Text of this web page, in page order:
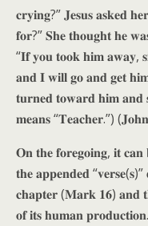
𝐜𝐫𝐲𝐢𝐧𝐠?” 𝐉𝐞𝐬𝐮𝐬 𝐚𝐬𝐤𝐞𝐝
𝐟𝐨𝐫?” 𝐒𝐡𝐞 𝐭𝐡𝐨𝐮𝐠𝐡𝐭 𝐡𝐞
“𝐈𝐟 𝐲𝐨𝐮 𝐭𝐨𝐨𝐤 𝐡𝐢𝐦 𝐚𝐰𝐚𝐲,
𝐚𝐧𝐝 𝐈 𝐰𝐢𝐥𝐥 𝐠𝐨 𝐚𝐧𝐝 𝐠𝐞𝐭
𝐭𝐮𝐫𝐧𝐞𝐝 𝐭𝐨𝐰𝐚𝐫𝐝 𝐡𝐢𝐦 𝐚𝐧𝐝
𝐦𝐞𝐚𝐧𝐬 “𝐓𝐞𝐚𝐜𝐡𝐞𝐫.”)
𝐎𝐧 𝐭𝐡𝐞 𝐟𝐨𝐫𝐞𝐠𝐨𝐢𝐧𝐠, 𝐢𝐭 𝐜𝐚𝐧
𝐭𝐡𝐞 𝐚𝐩𝐩𝐞𝐧𝐝𝐞𝐝 “𝐯𝐞𝐫𝐬𝐞(𝐬)”
𝐜𝐡𝐚𝐩𝐭𝐞𝐫 (𝐌𝐚𝐫𝐤 𝟏𝟔) 𝐚𝐧𝐝
𝐨𝐟 𝐢𝐭𝐬 𝐡𝐮𝐦𝐚𝐧